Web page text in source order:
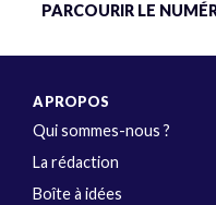
PARCOURIR LE
A PROPOS
Qui sommes-nous ?
La rédaction
Boîte à idées